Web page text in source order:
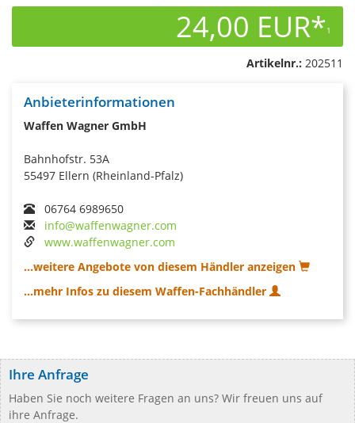
24,00 EUR*1
Artikelnr.: 202511
Anbieterinformationen
Waffen Wagner GmbH
Bahnhofstr. 53A
55497 Ellern (Rheinland-Pfalz)
06764 6989650
info@waffenwagner.com
www.waffenwagner.com
...weitere Angebote von diesem Händler anzeigen
...mehr Infos zu diesem Waffen-Fachhändler
Ihre Anfrage
Haben Sie noch weitere Fragen an uns? Wir freuen uns auf
ihre Anfrage.